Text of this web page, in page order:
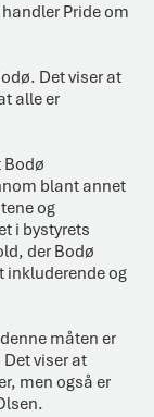
Pride om
Det viser at
alle er
Bodø
blant annet
og
i bystyrets
der Bodø
inkluderende og
måten er
viser at
men også er